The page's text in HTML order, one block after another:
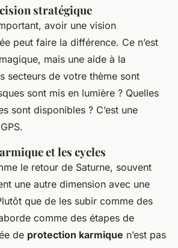
stratégique
avoir une vision
peut faire la différence. Ce n’est
mais une aide à la
secteurs de votre thème sont
sont mis en lumière ? Quelles
sont disponibles ? C’est une
et les cycles
le retour de Saturne, souvent
une autre dimension avec une
que de les subir comme des
comme des étapes de
de protection karmique n’est pas